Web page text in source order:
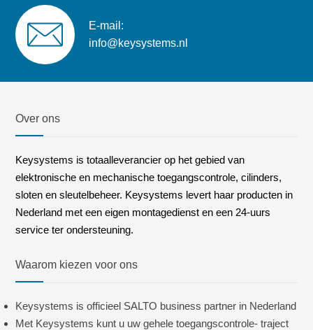
E-mail:
info@keysystems.nl
Over ons
Keysystems is totaalleverancier op het gebied van
elektronische en mechanische toegangscontrole, cilinders,
sloten en sleutelbeheer. Keysystems levert haar producten in
Nederland met een eigen montagedienst en een 24-uurs
service ter ondersteuning.
Waarom kiezen voor ons
Keysystems is officieel SALTO business partner in Nederland
Met Keysystems kunt u uw gehele toegangscontrole- traject